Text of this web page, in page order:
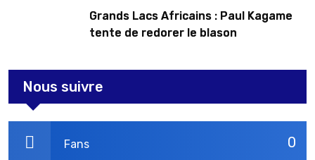
Grands Lacs Africains : Paul Kagame
tente de redorer le blason
Nous suivre
0
Fans